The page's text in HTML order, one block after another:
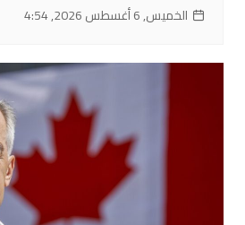
الخميس, 6 أغسطس 2026, 4:54